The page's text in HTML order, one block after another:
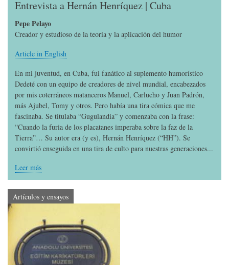
Entrevista a Hernán Henríquez | Cuba
Pepe Pelayo
Creador y estudioso de la teoría y la aplicación del humor
Article in English
En mi juventud, en Cuba, fui fanático al suplemento humorístico
Dedeté con un equipo de creadores de nivel mundial, encabezados
por mis coterráneos matanceros Manuel, Carlucho y Juan Padrón,
más Ajubel, Tomy y otros. Pero había una tira cómica que me
fascinaba. Se titulaba “Gugulandia” y comenzaba con la frase:
“Cuando la furia de los placatanes imperaba sobre la faz de la
Tierra”… Su autor era (y es), Hernán Henríquez (“HH”). Se
convirtió enseguida en una tira de culto para nuestras generaciones...
Leer más
Artículos y ensayos